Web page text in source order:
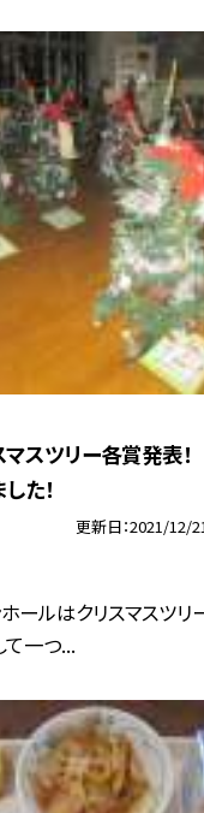
スツリー各賞発表！
た！
更新日 2021/12/
ールはクリスマスツリ
て一つ...